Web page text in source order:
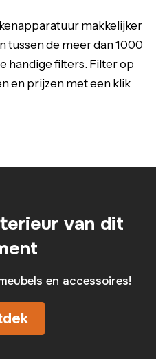
makkelijker
tussen de meer dan 1000
handige filters. Filter op
en prijzen met een klik
van dit
en accessoires!